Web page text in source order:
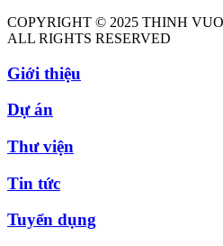
COPYRIGHT © 2025 THINH
ALL RIGHTS RESERVED
Giới thiệu
Dự án
Thư viện
Tin tức
Tuyển dụng